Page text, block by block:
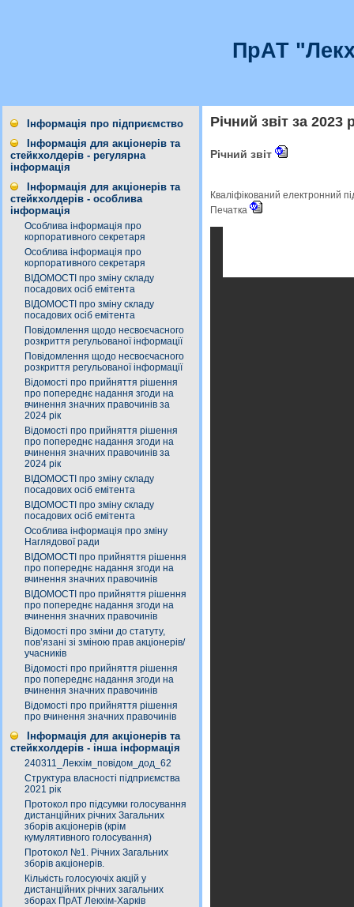
ПрАТ
Інформація про підприємство
Інформація для акціонерів та
стейкхолдерів - регулярна
інформація
Інформація для акціонерів та
стейкхолдерів - особлива
інформація
Особлива інформація про
корпоративного секретаря
Особлива інформація про
корпоративного секретаря
ВІДОМОСТІ про зміну складу
посадових осіб емітента
ВІДОМОСТІ про зміну складу
посадових осіб емітента
Повідомлення щодо несвоєчасного
розкриття регульованої інформації
Повідомлення щодо несвоєчасного
розкриття регульованої інформації
Відомості про прийняття рішення
про попереднє надання згоди на
вчинення значних правочинів за
2024 рік
Відомості про прийняття рішення
про попереднє надання згоди на
вчинення значних правочинів за
2024 рік
ВІДОМОСТІ про зміну складу
посадових осіб емітента
ВІДОМОСТІ про зміну складу
посадових осіб емітента
Особлива інформація про зміну
Наглядової ради
ВІДОМОСТІ про прийняття рішення
про попереднє надання згоди на
вчинення значних правочинів
ВІДОМОСТІ про прийняття рішення
про попереднє надання згоди на
вчинення значних правочинів
Відомості про зміни до статуту,
пов’язані зі зміною прав акціонерів/
учасників
Відомості про прийняття рішення
про попереднє надання згоди на
вчинення значних правочинів
Відомості про прийняття рішення
про вчинення значних правочинів
Інформація для акціонерів та
стейкхолдерів - інша інформація
240311_Лекхім_повідом_дод_62
Структура власності підприємства
2021 рік
Протокол про підсумки голосування
дистанційних річних Загальних
зборів акціонерів (крім
кумулятивного голосування)
Протокол №1. Річних Загальних
зборів акціонерів.
Кількість голосуючіх акцій у
дистанційних річних загальних
зборах ПрАТ Лекхім-Харків
Річний звіт за 2023
Річний звіт
Кваліфікований електронний
Печатка